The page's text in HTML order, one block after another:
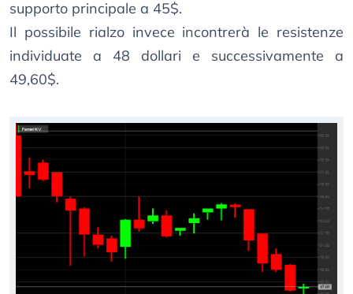
supporto principale a 45$.
Il possibile rialzo invece incontrerà le resistenze
individuate a 48 dollari e successivamente a
49,60$.